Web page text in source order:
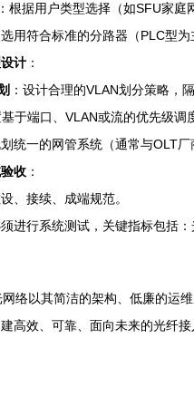
：根据用户类型选择（如SFU家
选用符合标准的分路器（PLC型
计 ：
：设计合理的VLAN划分策略，
基于端口、VLAN或流的优先级
划统一的网管系统（通常与OLT
收 ：
、接续、成端规范。
进行系统测试，关键指标包括
网络以其简洁的架构、低廉的运
高效、可靠、面向未来的光纤